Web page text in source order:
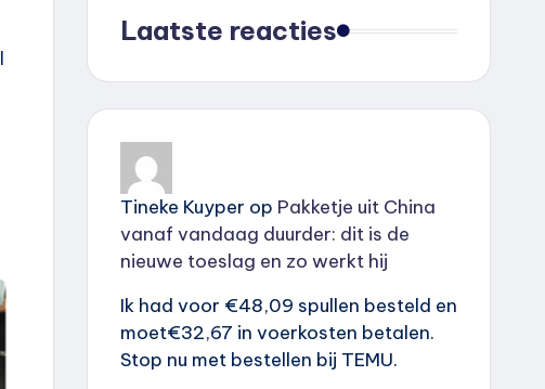
Laatste reacties
Tineke Kuyper op Pakketje uit China
vanaf vandaag duurder: dit is de
nieuwe toeslag en zo werkt hij
Ik had voor €48,09 spullen besteld en
moet€32,67 in voerkosten betalen.
Stop nu met bestellen bij TEMU.